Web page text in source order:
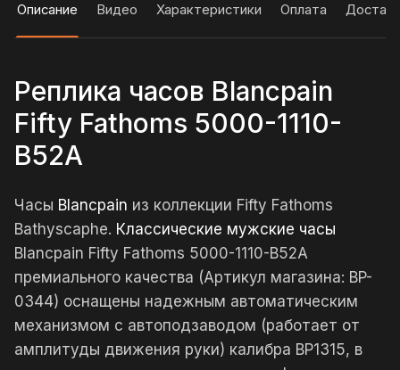
Описание Видео Характеристики Оплата
Реплика часов Blancpain
Fifty Fathoms 5000-1110-
B52A
Часы Blancpain из коллекции Fifty Fathoms
Bathyscaphe. Классические мужские часы
Blancpain Fifty Fathoms 5000-1110-B52A
премиального качества (Артикул магазина: BP-
0344) оснащены надежным автоматическим
механизмом с автоподзаводом (работает от
амплитуды движения руки) калибра BP1315, в